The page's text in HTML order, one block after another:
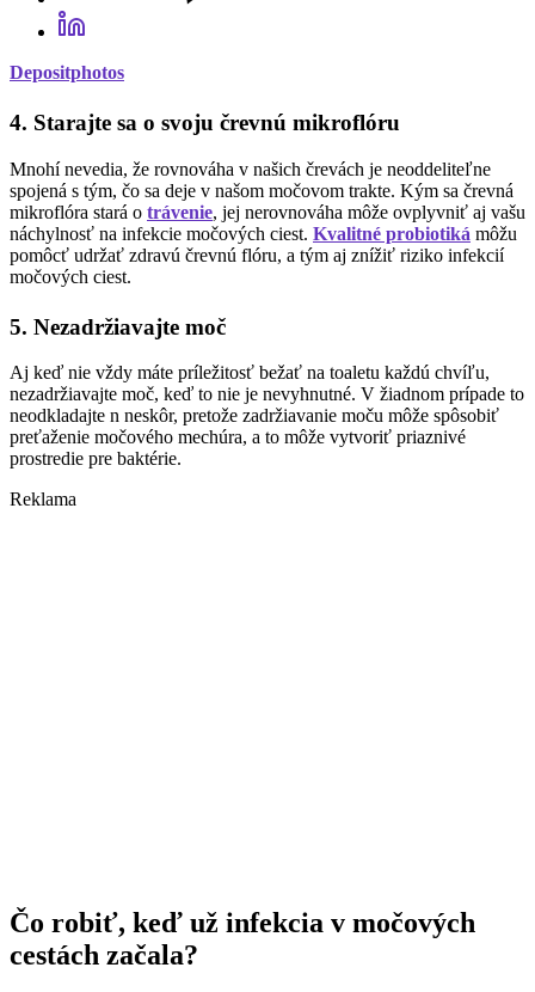
Depositphotos
4. Starajte sa o svoju črevnú mikroflóru
Mnohí nevedia, že rovnováha v našich črevách je neoddeliteľne
spojená s tým, čo sa deje v našom močovom trakte. Kým sa črevná
mikroflóra stará o trávenie, jej nerovnováha môže ovplyvniť aj vašu
náchylnosť na infekcie močových ciest. Kvalitné probiotiká môžu
pomôcť udržať zdravú črevnú flóru, a tým aj znížiť riziko infekcií
močových ciest.
5. Nezadržiavajte moč
Aj keď nie vždy máte príležitosť bežať na toaletu každú chvíľu,
nezadržiavajte moč, keď to nie je nevyhnutné. V žiadnom prípade to
neodkladajte n neskôr, pretože zadržiavanie moču môže spôsobiť
preťaženie močového mechúra, a to môže vytvoriť priaznivé
prostredie pre baktérie.
Reklama
Čo robiť, keď už infekcia v močových
cestách začala?